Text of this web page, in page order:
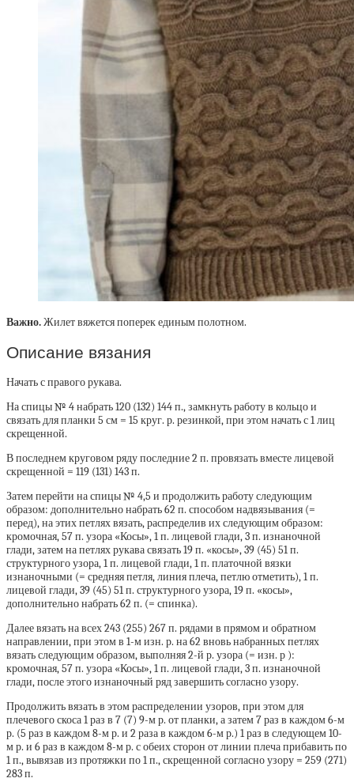
Важно.Жилет вяжется поперек единым полотном.
Описание вязания
Начать с правого рукава.
На спицы № 4 набрать 120 (132) 144 п., замкнуть работу в кольцо и
связать для планки 5 см = 15 круг. р. резинкой, при этом начать с 1 лиц
скрещенной.
В последнем круговом ряду последние 2 п. провязать вместе лицевой
скрещенной = 119 (131) 143 п.
Затем перейти на спицы № 4,5 и продолжить работу следующим
образом: дополнительно набрать 62 п. способом надвязывания (=
перед), на этих петлях вязать, распределив их следующим образом:
кромочная, 57 п. узора «Косы», 1 п. лицевой глади, 3 п. изнаночной
глади, затем на петлях рукава связать 19 п. «косы», 39 (45) 51 п.
структурного узора, 1 п. лицевой глади, 1 п. платочной вязки
изнаночными (= средняя петля, линия плеча, петлю отметить), 1 п.
лицевой глади, 39 (45) 51 п. структурного узора, 19 п. «косы»,
дополнительно набрать 62 п. (= спинка).
Далее вязать на всех 243 (255) 267 п. рядами в прямом и обратном
направлении, при этом в 1-м изн. р. на 62 вновь набранных петлях
вязать следующим образом, выполняя 2-й р. узора (= изн. р ):
кромочная, 57 п. узора «Косы», 1 п. лицевой глади, 3 п. изнаночной
глади, после этого изнаночный ряд завершить согласно узору.
Продолжить вязать в этом распределении узоров, при этом для
плечевого скоса 1 раз в 7 (7) 9-м р. от планки, а затем 7 раз в каждом 6-м
р. (5 раз в каждом 8-м р. и 2 раза в каждом 6-м р.) 1 раз в следующем 10-
м р. и 6 раз в каждом 8-м р. с обеих сторон от линии плеча прибавить по
1 п., вывязав из протяжки по 1 п., скрещенной согласно узору = 259 (271)
283 п.